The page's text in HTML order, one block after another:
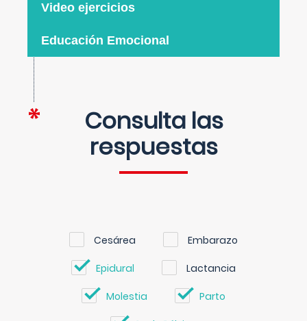
Video ejercicios
Educación Emocional
Consulta las
respuestas
Cesárea Embarazo
Epidural Lactancia
Molestia Parto